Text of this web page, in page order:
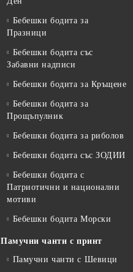
Бебешки бодита за
Празници
Бебешки бодита със
Забавни надписи
Бебешки бодита за Кръщене
Бебешки бодита за
Прощъпулник
Бебешки бодита за риболов
Бебешки бодита със ЗОДИИ
Бебешки бодита с
Патриотични и национални
мотиви
Бебешки бодита Морски
Памучни чанти с принт
Памучни чанти с Шевици